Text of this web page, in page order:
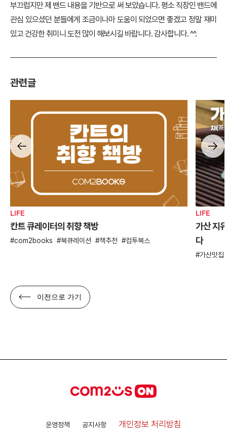
부끄럽지만 제 밴드 내용을 기반으로 써 보았습니다. 평소 직장인 밴드에
관심 있으셨던 분들에게 조금이나마 도움이 되었으면 좋겠고 정말 재미
있고 건강한 취미니 도전 많이 해보시길 바랍니다. 감사합니다. ^^.
관련글
LIFE
칸트 큐레이터의 취향 책방
com2books 북큐레이션 책추천 컴투북스
LIFE
가산 지
다
가산맛집
이전으로 가기
운영정책 공지사항 개인정보 처리방침